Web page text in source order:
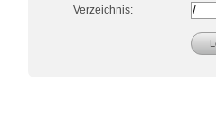
Verzeichnis: